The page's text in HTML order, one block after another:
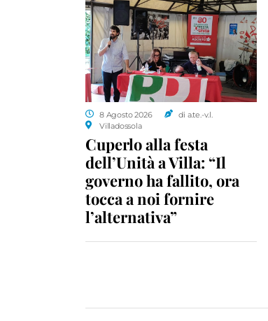
8 Agosto 2026
di a.te.-v.l.
Villadossola
Cuperlo alla festa
dell’Unità a Villa: “Il
governo ha fallito, ora
tocca a noi fornire
l’alternativa”